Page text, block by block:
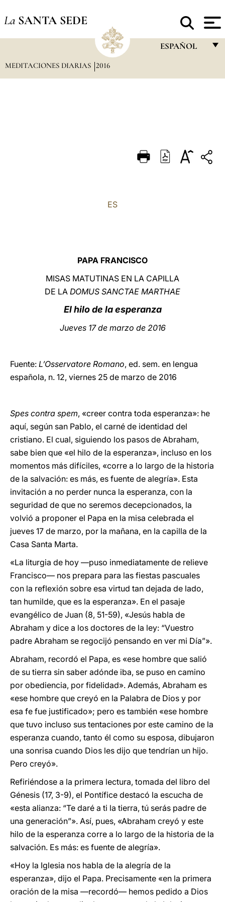
La SANTA SEDE
ESPAÑOL
DEUTSCH
MEDITACIONES DIARIAS 2016
ES
PAPA FRANCISCO
MISAS MATUTINAS EN LA CAPILLA
DE LA DOMUS SANCTAE MARTHAE
El hilo de la esperanza
Jueves 17 de marzo de 2016
Fuente: L’Osservatore Romano, ed. sem. en lengua
española, n. 12, viernes 25 de marzo de 2016
Spes contra spem, «creer contra toda esperanza»: he
aquí, según san Pablo, el carné de identidad del
cristiano. El cual, siguiendo los pasos de Abraham,
sabe bien que «el hilo de la esperanza», incluso en los
momentos más difíciles, «corre a lo largo de la historia
de la salvación: es más, es fuente de alegría». Esta
invitación a no perder nunca la esperanza, con la
seguridad de que no seremos decepcionados, la
volvió a proponer el Papa en la misa celebrada el
jueves 17 de marzo, por la mañana, en la capilla de la
Casa Santa Marta.
«La liturgia de hoy —puso inmediatamente de relieve
Francisco— nos prepara para las fiestas pascuales
con la reflexión sobre esa virtud tan dejada de lado,
tan humilde, que es la esperanza». En el pasaje
evangélico de Juan (8, 51-59), «Jesús habla de
Abraham y dice a los doctores de la ley: “Vuestro
padre Abraham se regocijó pensando en ver mi Día”».
Abraham, recordó el Papa, es «ese hombre que salió
de su tierra sin saber adónde iba, se puso en camino
por obediencia, por fidelidad». Además, Abraham es
«ese hombre que creyó en la Palabra de Dios y por
esa fe fue justificado»; pero es también «ese hombre
que tuvo incluso sus tentaciones por este camino de la
esperanza cuando, tanto él como su esposa, dibujaron
una sonrisa cuando Dios les dijo que tendrían un hijo.
Pero creyó».
Refiriéndose a la primera lectura, tomada del libro del
Génesis (17, 3-9), el Pontífice destacó la escucha de
«esta alianza: “Te daré a ti la tierra, tú serás padre de
una generación”». Así, pues, «Abraham creyó y este
hilo de la esperanza corre a lo largo de la historia de la
salvación. Es más: es fuente de alegría».
«Hoy la Iglesia nos habla de la alegría de la
esperanza», dijo el Papa. Precisamente «en la primera
oración de la misa —recordó— hemos pedido a Dios